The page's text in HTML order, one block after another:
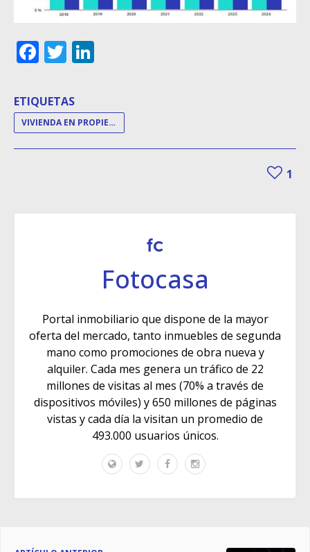
Facebook
Twitter
ETIQUETAS
VIVIENDA EN PROPIEDAD
1
Fotocasa
Portal inmobiliario que dispone de la mayor
oferta del mercado, tanto inmuebles de segunda
mano como promociones de obra nueva y
alquiler. Cada mes genera un tráfico de 22
millones de visitas al mes (70% a través de
dispositivos móviles) y 650 millones de páginas
vistas y cada día la visitan un promedio de
493.000 usuarios únicos.